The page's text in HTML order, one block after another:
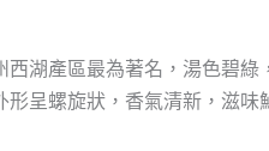
湖產區最為著名，湯色碧綠
呈螺旋狀，香氣清新，滋